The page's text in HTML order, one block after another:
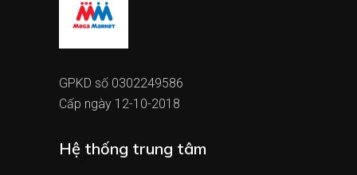
GPKD số 0302249586
Cấp ngày 12-10-2018
Hệ thống trung tâm